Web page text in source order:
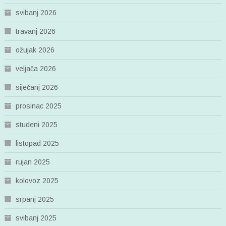
svibanj 2026
travanj 2026
ožujak 2026
veljača 2026
siječanj 2026
prosinac 2025
studeni 2025
listopad 2025
rujan 2025
kolovoz 2025
srpanj 2025
svibanj 2025